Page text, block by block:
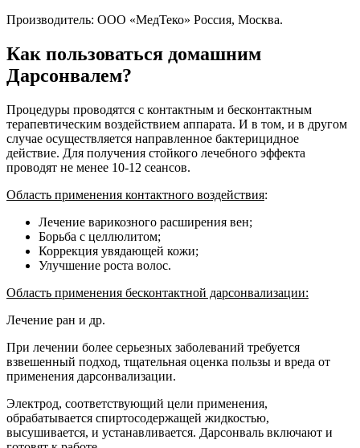
Производитель: ООО «МедТеко» Россия, Москва.
Как пользоваться домашним
Дарсонвалем?
Процедуры проводятся с контактным и бесконтактным
терапевтическим воздействием аппарата. И в том, и в другом
случае осуществляется направленное бактерицидное
действие. Для получения стойкого лечебного эффекта
проводят не менее 10-12 сеансов.
Область применения контактного воздействия:
Лечение варикозного расширения вен;
Борьба с целлюлитом;
Коррекция увядающей кожи;
Улучшение роста волос.
Область применения бесконтактной дарсонвализации:
Лечение ран и др.
При лечении более серьезных заболеваний требуется
взвешенный подход, тщательная оценка пользы и вреда от
применения дарсонвализации.
Электрод, соответствующий цели применения,
обрабатывается спиртосодержащей жидкостью,
высушивается, и устанавливается. Дарсонваль включают и